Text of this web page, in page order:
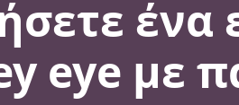
ένα
eye με